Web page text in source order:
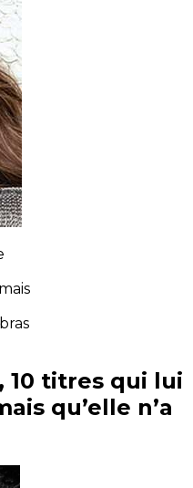
10 titres qui lui
qu’elle n’a